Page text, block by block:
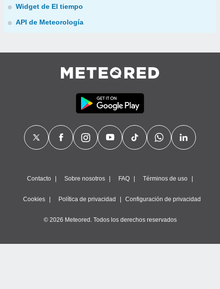
Widget de El tiempo
API de Meteorología
Contacto Sobre nosotros FAQ Términos de uso
Cookies Política de privacidad Configuración de privacidad
© 2026 Meteored. Todos los derechos reservados